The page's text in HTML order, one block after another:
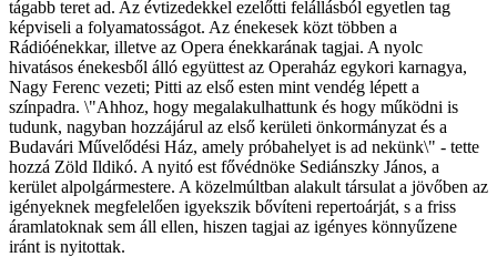
tágabb teret ad. Az évtizedekkel ezelőtti felállásból egyetlen tag
képviseli a folyamatosságot. Az énekesek közt többen a
Rádióénekkar, illetve az Opera énekkarának tagjai. A nyolc
hivatásos énekesből álló együttest az Operaház egykori karnagya,
Nagy Ferenc vezeti; Pitti az első esten mint vendég lépett a
színpadra. \"Ahhoz, hogy megalakulhattunk és hogy működni is
tudunk, nagyban hozzájárul az első kerületi önkormányzat és a
Budavári Művelődési Ház, amely próbahelyet is ad nekünk\" - tette
hozzá Zöld Ildikó. A nyitó est fővédnöke Sediánszky János, a
kerület alpolgármestere. A közelmúltban alakult társulat a jövőben az
igényeknek megfelelően igyekszik bővíteni repertoárját, s a friss
áramlatoknak sem áll ellen, hiszen tagjai az igényes könnyűzene
iránt is nyitottak.